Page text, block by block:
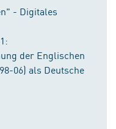
- Digitales
der Englischen
06) als Deutsche